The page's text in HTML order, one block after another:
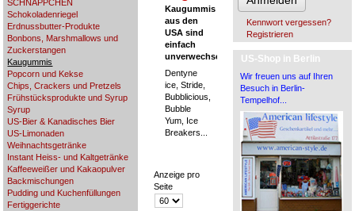
SCHNÄPPCHEN
Schokoladenriegel
Erdnussbutter-Produkte
Bonbons, Marshmallows und
Zuckerstangen
Kaugummis
Popcorn und Kekse
Chips, Crackers und Pretzels
Frühstücksprodukte und Syrup
Syrup
US-Bier & Kanadisches Bier
US-Limonaden
Weihnachtsgetränke
Instant Heiss- und Kaltgetränke
Kaffeeweißer und Kakaopulver
Backmischungen
Pudding und Kuchenfüllungen
Fertiggerichte
Kennwort vergessen?
Registrieren
US-Shop in Berlin
Wir freuen uns auf Ihren
Besuch in Berlin-
Tempelhof...
Kaugummis
aus den
USA sind
einfach
unverwechselbar!
Dentyne
ice, Stride,
Bubblicious,
Bubble
Yum, Ice
Breakers...
Anzeige pro
Seite